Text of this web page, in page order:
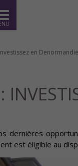
en
dernières
est éligible au